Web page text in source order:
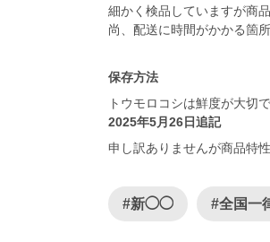
細かく検品していますが商
尚、配送に時間がかかる箇
保存方法
トウモロコシは鮮度が大切
2025年5月26日追記
申し訳ありませんが商品特
#新◯◯ #全国一